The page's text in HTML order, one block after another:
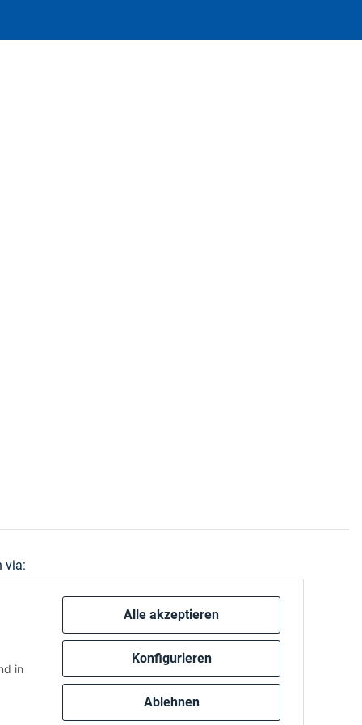
Alle akzeptieren
Konfigurieren
Ablehnen
in
via: